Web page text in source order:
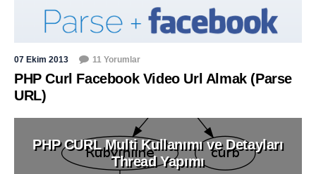
07 Ekim 2013 11 Yorumlar
PHP Curl Facebook Video Url Almak (Parse
URL)
PHP CURL Multi Kullanımı ve Detayları
Thread Yapımı